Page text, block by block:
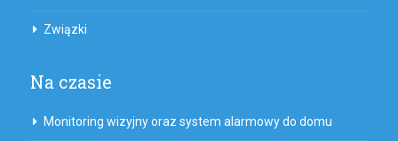
Związki
Na czasie
Monitoring wizyjny oraz system alarmowy do domu